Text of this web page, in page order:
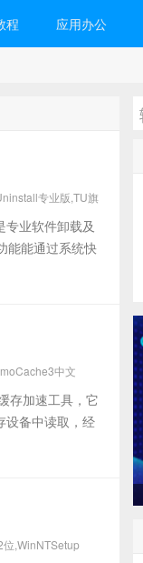
程 应用办公
专业版,TU旗
业软件卸载及
能能通过系统快
中文
存加速工具，它
设备中读取，经
,WinNTSetup